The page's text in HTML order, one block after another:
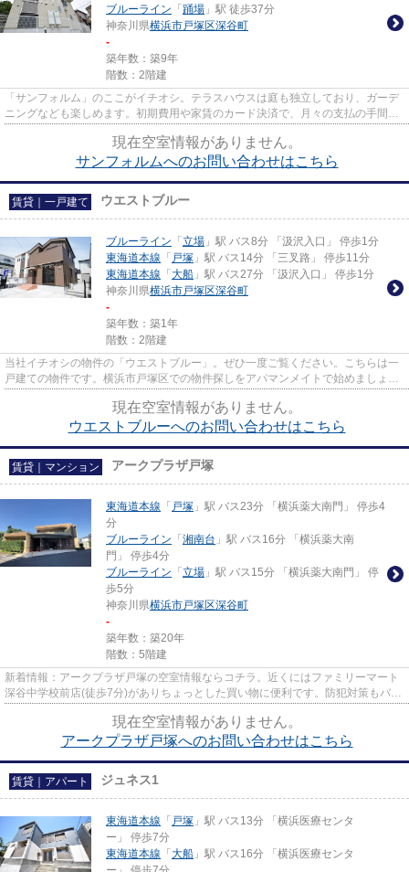
ブルーライン 「 踊場 」駅 徒歩37分
神奈川県横浜市戸塚区深谷町
-
築年数：築9年
階数：2階建
「サンフォルム」のここがイチオシ。テラスハウスは庭も独立しており、ガーデ
ニングなども楽しめます。初期費用や家賃のカード決済で、月々の支払の手間を
現在空室情報がありません。
サンフォルムへのお問い合わせはこちら
賃貸｜一戸建て ウエストブルー
ブルーライン 「 立場 」駅 バス8分 「汲沢入口」 停歩1分
東海道本線 「 戸塚 」駅 バス14分 「三叉路」 停歩11分
東海道本線 「 大船 」駅 バス27分 「汲沢入口」 停歩1分
神奈川県横浜市戸塚区深谷町
-
築年数：築1年
階数：2階建
当社イチオシの物件の「ウエストブルー」。ぜひ一度ご覧ください。こちらは一
戸建ての物件です。横浜市戸塚区での物件探しをアパマンメイトで始めましょ
現在空室情報がありません。
ウエストブルーへのお問い合わせはこちら
賃貸｜マンション アークプラザ戸塚
東海道本線 「 戸塚 」駅 バス23分 「横浜薬大南門」 停歩4
分
ブルーライン 「 湘南台 」駅 バス16分 「横浜薬大南
門」 停歩4分
ブルーライン 「 立場 」駅 バス15分 「横浜薬大南門」 停
歩5分
神奈川県横浜市戸塚区深谷町
-
築年数：築20年
階数：5階建
新着情報：アークプラザ戸塚の空室情報ならコチラ。近くにはファミリーマート
深谷中学校前店(徒歩7分)がありちょっとした買い物に便利です。防犯対策もバッ
現在空室情報がありません。
アークプラザ戸塚へのお問い合わせはこちら
賃貸｜アパート ジュネス1
東海道本線 「 戸塚 」駅 バス13分 「横浜医療センタ
ー」 停歩7分
東海道本線 「 大船 」駅 バス16分 「横浜医療センタ